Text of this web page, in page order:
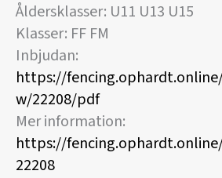
Åldersklasser: U11 U13 U15
Klasser: FF FM
Inbjudan:
https://
w/22208/pdf
Mer information:
https://
22208